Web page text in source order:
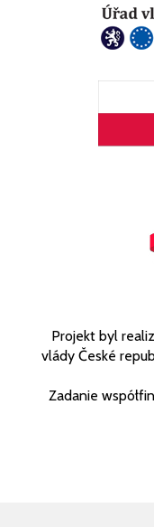
Projekt byl
vlády České
Zadanie